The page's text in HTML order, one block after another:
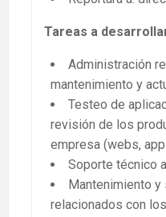
Tareas a
Administración
mantenimiento y
Testeo de
revisión de los
empresa (webs,
Soporte técnico
Mantenimiento
relacionados con